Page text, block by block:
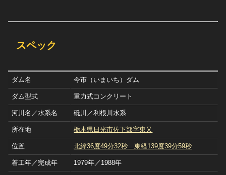
スペック
ダム名 今市（いまいち）ダム
ダム型式 重力式コンクリート
河川名／水系名 砥川／利根川水系
所在地 栃木県日光市佐下部字東又
位置 北緯36度49分32秒 東経139度39分59秒
着工年／完成年 1979年／1988年